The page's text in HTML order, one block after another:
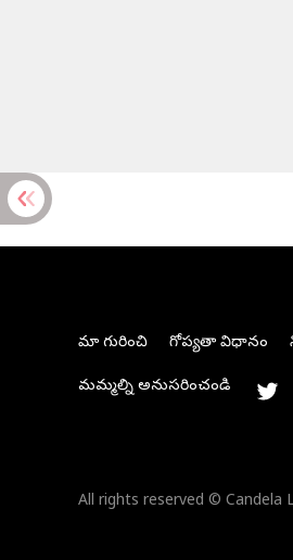
మా గురించి గోప్యతా విధానం
మమ్మల్ని అనుసరించండి
All rights reserved © Candela